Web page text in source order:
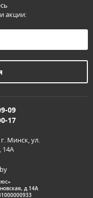
акции:
09
17
Минск, ул.
14А
д.14А